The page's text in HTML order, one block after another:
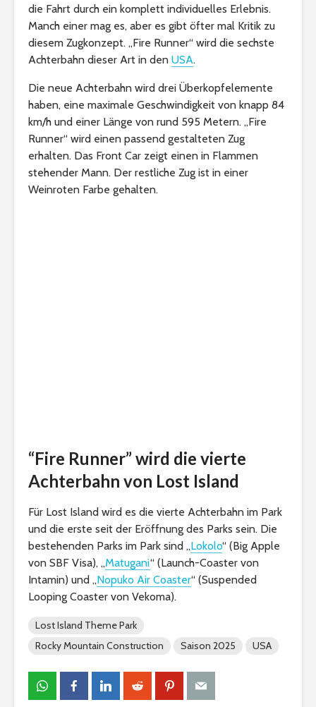
die Fahrt durch ein komplett individuelles Erlebnis.
Manch einer mag es, aber es gibt öfter mal Kritik zu
diesem Zugkonzept. „Fire Runner“ wird die sechste
Achterbahn dieser Art in den USA.
Die neue Achterbahn wird drei Überkopfelemente
haben, eine maximale Geschwindigkeit von knapp 84
km/h und einer Länge von rund 595 Metern. „Fire
Runner“ wird einen passend gestalteten Zug
erhalten. Das Front Car zeigt einen in Flammen
stehender Mann. Der restliche Zug ist in einer
Weinroten Farbe gehalten.
“Fire Runner” wird die vierte
Achterbahn von Lost Island
Für Lost Island wird es die vierte Achterbahn im Park
und die erste seit der Eröffnung des Parks sein. Die
bestehenden Parks im Park sind „Lokolo“ (Big Apple
von SBF Visa), „Matugani“ (Launch-Coaster von
Intamin) und „Nopuko Air Coaster“ (Suspended
Looping Coaster von Vekoma).
Lost Island Theme Park
Rocky Mountain Construction
Saison 2025 USA